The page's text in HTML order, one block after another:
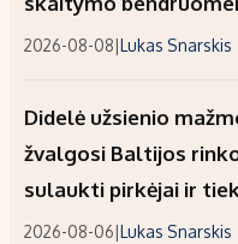
2026-08-08|Lukas Snarskis
Didelė užsienio
žvalgosi Baltijos
sulaukti pirkėjai ir
2026-08-06|Lukas Snarskis